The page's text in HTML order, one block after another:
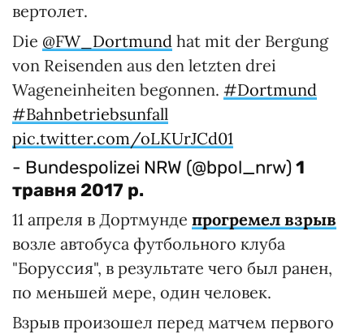
вертолет.
Die @FW_Dortmund hat mit der Bergung
von Reisenden aus den letzten drei
Wageneinheiten begonnen. #Dortmund
#Bahnbetriebsunfall
pic.twitter.com/oLKUrJCd01
- Bundespolizei NRW (@bpol_nrw)1
травня 2017 р.
11 апреля в Дортмунде прогремел взрыв
возле автобуса футбольного клуба
"Боруссия", в результате чего был ранен,
по меньшей мере, один человек.
Взрыв произошел перед матчем первого